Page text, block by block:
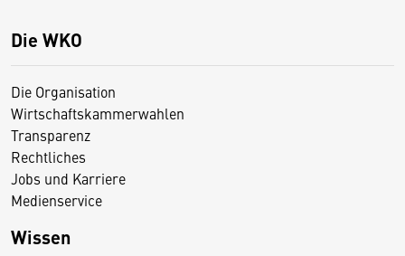
Die WKO
Die Organisation
Wirtschaftskammerwahlen
Transparenz
Rechtliches
Jobs und Karriere
Medienservice
Wissen